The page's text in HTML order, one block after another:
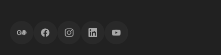
ScoreGOFacebookInstagramLinkedInYouTube